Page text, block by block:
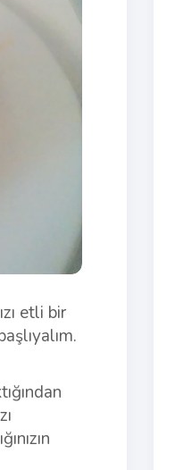
etli bir